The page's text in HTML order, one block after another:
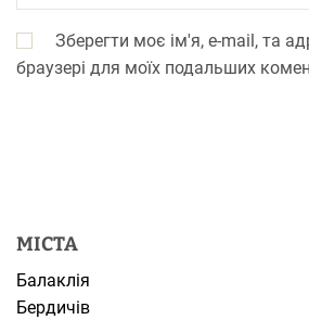
Зберегти моє ім'я, e-mail, та
браузері для моїх подальших
МІСТА
Балаклія
Бердичів